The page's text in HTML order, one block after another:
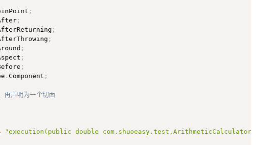
;
;
;
;
;
;
;
.Component ;
再声明为一个切面
"execution(public double